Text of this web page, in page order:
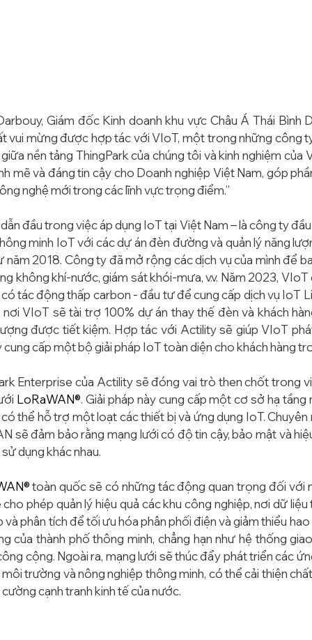
Giám đốc Kinh doanh khu vực Châu Á Thái Bình
vui mừng được hợp tác với VIoT, một trong những công
nền tảng ThingPark của chúng tôi và kinh nghiệm của
mẽ và đáng tin cậy cho Doanh nghiệp Việt Nam, góp
nghệ mới trong các lĩnh vực trọng điểm.”
đầu trong việc áp dụng IoT tại Việt Nam – là công ty
năm 2018. Công ty đã mở rộng các dịch vụ của mình để
không khí-nước, giám sát khói-mưa, v.v. Năm 2023,
tác động thấp carbon - đầu tư để cung cấp dịch vụ IoT
nơi VIoT sẽ tài trợ 100% dự án thay thế đèn và khách
được tiết kiệm. Hợp tác với Actility sẽ giúp VIoT
cấp một bộ giải pháp IoT toàn diện cho khách hàng
Enterprise của Actility sẽ đóng vai trò then chốt trong
LoRaWAN®. Giải pháp này cung cấp một cơ sở hạ
thể hỗ trợ một loạt các thiết bị và ứng dụng IoT.
sẽ đảm bảo rằng mạng lưới có độ tin cậy, bảo mật và
dụng khác nhau.
toàn quốc sẽ có những tác động quan trọng đối với
cho phép quản lý hiệu quả các khu công nghiệp, nơi dữ
phân tích để tối ưu hóa phân phối điện và giảm thiểu
của thành phố thông minh, chẳng hạn như hệ thống
cộng. Ngoài ra, mạng lưới sẽ thúc đẩy phát triển các
trường và nông nghiệp thông minh, có thể cải thiện
cạnh tranh kinh tế của nước.